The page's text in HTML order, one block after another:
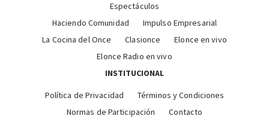
Espectáculos
Haciendo Comunidad
Impulso Empresarial
La Cocina del Once
Clasionce
Elonce en vivo
Elonce Radio en vivo
INSTITUCIONAL
Política de Privacidad
Términos y Condiciones
Normas de Participación
Contacto